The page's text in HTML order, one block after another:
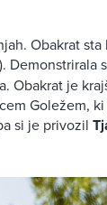
Obakrat sta
Demonstrirala
Obakrat je
Goležem,
si je privozil